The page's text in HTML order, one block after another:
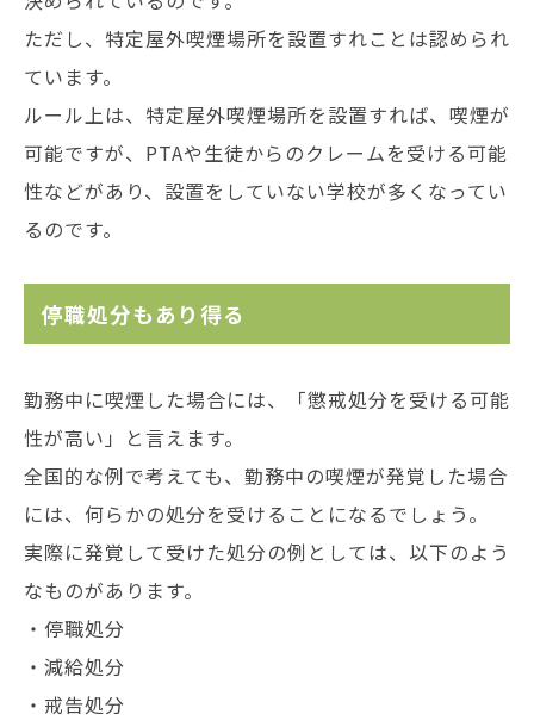
ただし、特定屋外喫煙場所を設置すれことは認められ
ています。
ルール上は、特定屋外喫煙場所を設置すれば、喫煙が
可能ですが、PTAや生徒からのクレームを受ける可能
性などがあり、設置をしていない学校が多くなってい
るのです。
停職処分もあり得る
勤務中に喫煙した場合には、「懲戒処分を受ける可能
性が高い」と言えます。
全国的な例で考えても、勤務中の喫煙が発覚した場合
には、何らかの処分を受けることになるでしょう。
実際に発覚して受けた処分の例としては、以下のよう
なものがあります。
・停職処分
・減給処分
・戒告処分